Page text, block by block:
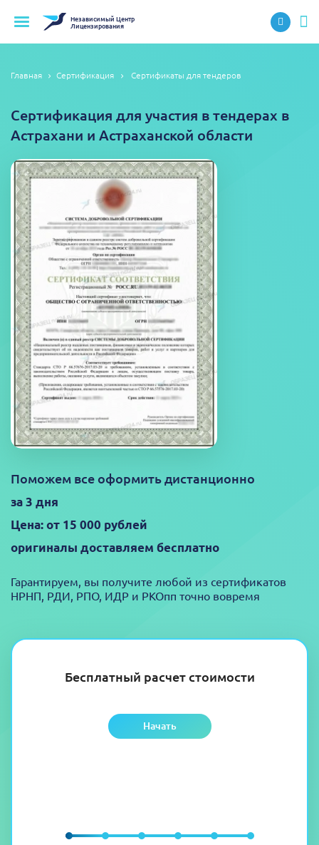
НезависимыйЦентр
Лицензирования
Главная Сертификация Сертификаты для тендеров
Бесплатный расчет стоимости
Начать
Сертификация для участия в тендерах в
Астрахани и Астраханской области
Поможем все оформить дистанционно
за 3 дня
Цена: от 15 000 рублей
оригиналы доставляем бесплатно
Гарантируем, вы получите любой из сертификатов
НРНП, РДИ, РПО, ИДР и РКОпп точно вовремя